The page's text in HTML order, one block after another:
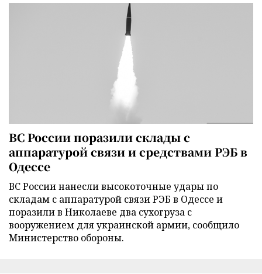
ВС России поразили склады с
аппаратурой связи и средствами РЭБ в
Одессе
ВС России нанесли высокоточные удары по
складам с аппаратурой связи РЭБ в Одессе и
поразили в Николаеве два сухогруза с
вооружением для украинской армии, сообщило
Министерство обороны.